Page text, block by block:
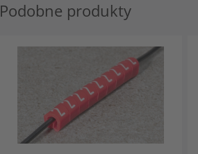
Podobne produkty